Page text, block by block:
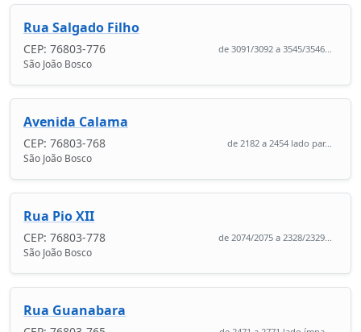
Rua Salgado Filho
CEP: 76803-776 de 3091/3092 a 3545/3546...
São João Bosco
Avenida Calama
CEP: 76803-768 de 2182 a 2454 lado par...
São João Bosco
Rua Pio XII
CEP: 76803-778 de 2074/2075 a 2328/2329...
São João Bosco
Rua Guanabara